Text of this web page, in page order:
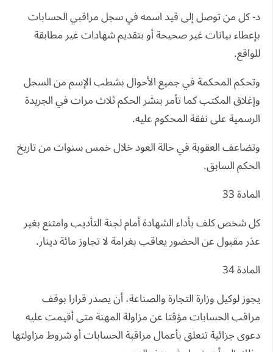
د- كل من توصل إلى قيد اسمه في سجل مراقبي الحسابات
بإعطاء بيانات غير صحيحة أو بتقديم شهادات غير مطابقة
للواقع.
وتحكم المحكمة في جميع الأحوال بشطب الإسم من السجل
وإغلاق المكتب كما تأمر بنشر الحكم ثلاث مرات في الجريدة
الرسمية على نفقة المحكوم عليه.
وتضاعف العقوبة في حالة العود خلال خمس سنوات من تاريخ
الحكم السابق.
المادة 33
كل شخص كلف بأداء الشهادة أمام لجنة التأديب وامتنع بغير
عذر مقبول عن الحضور يعاقب بغرامة لا تجاوز مائة دينار.
المادة 34
يجوز لوكيل وزارة التجارة والصناعة، أن يصدر قرارا بوقف
مراقب الحسابات مؤقتا عن مزاولة المهنة متى أقيمت عليه
دعوى جزائية تتعلق بأعمال مراقبة الحسابات أو شروط مزاولتها